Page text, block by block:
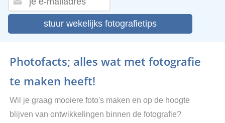
stuur wekelijks fotografietips
Photofacts; alles wat met fotografie
te maken heeft!
Wil je graag mooiere foto's maken en op de hoogte
blijven van ontwikkelingen binnen de fotografie?